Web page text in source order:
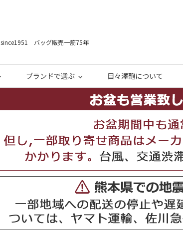
since1951 バッグ販売一筋75年
ブランドで選ぶ 目々澤鞄について